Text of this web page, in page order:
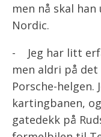
men nå skal
Nordic.
- Jeg har litt
men aldri på
Porsche-helgen.
kartingbanen,
gatedekk på